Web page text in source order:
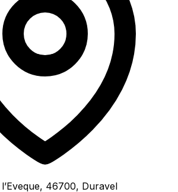
46700, Duravel